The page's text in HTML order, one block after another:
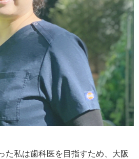
た私は歯科医を目指すため、大阪